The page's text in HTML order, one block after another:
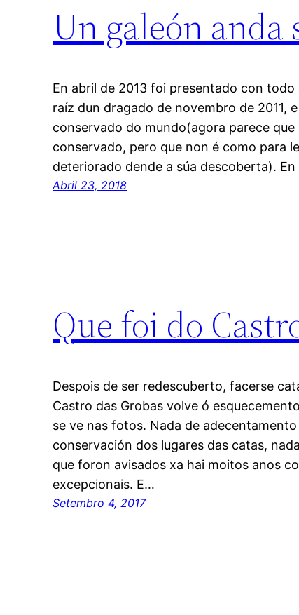
Un galeón anda
En abril de 2013 foi presentado con
raíz dun dragado de novembro de 2011,
conservado do mundo(agora parece
conservado, pero que non é como para
deteriorado dende a súa descoberta).
Abril 23, 2018
Que foi do
Despois de ser redescuberto, facerse
Castro das Grobas volve ó
se ve nas fotos. Nada de
conservación dos lugares das catas,
que foron avisados xa hai moitos anos
excepcionais. E…
Setembro 4, 2017